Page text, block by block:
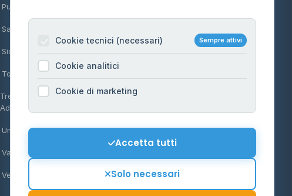
Puglia
Sardegna
Sicilia
Toscana
Trentino-Alto
Adige
Umbria
Valle d'Aosta
Veneto
Per gestori
Informazioni legali
Privacy Policy
Cookie Policy
Mappa del sito
Contattaci
Cookie tecnici (necessari) Sempre attivi
Cookie analitici
Cookie di marketing
Accetta tutti
Solo necessari